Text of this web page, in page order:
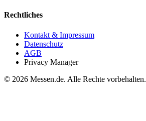
Rechtliches
Kontakt & Impressum
Datenschutz
AGB
Privacy Manager
© 2026 Messen.de. Alle Rechte vorbehalten.